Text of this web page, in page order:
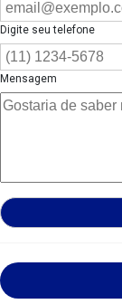
Digite seu telefone
Mensagem